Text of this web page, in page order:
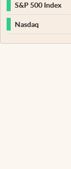
S&P 500 Index
Nasdaq